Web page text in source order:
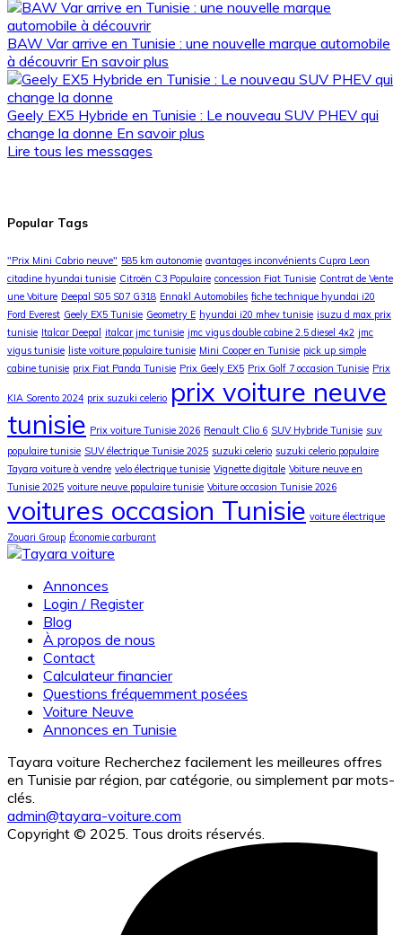
BAW Var arrive en Tunisie : une nouvelle marque automobile
à découvrir En savoir plus
Geely EX5 Hybride en Tunisie : Le nouveau SUV PHEV qui
change la donne En savoir plus
Lire tous les messages
Popular Tags
"Prix Mini Cabrio neuve" 585 km autonomie avantages inconvénients Cupra Leon
citadine hyundai tunisie Citroën C3 Populaire concession Fiat Tunisie Contrat de Vente
une Voiture Deepal S05 S07 G318 Ennakl Automobiles fiche technique hyundai i20
Ford Everest Geely EX5 Tunisie Geometry E hyundai i20 mhev tunisie isuzu d max prix
tunisie Italcar Deepal italcar jmc tunisie jmc vigus double cabine 2.5 diesel 4x2 jmc
vigus tunisie liste voiture populaire tunisie Mini Cooper en Tunisie pick up simple
cabine tunisie prix Fiat Panda Tunisie Prix Geely EX5 Prix Golf 7 occasion Tunisie Prix
KIA Sorento 2024 prix suzuki celerio prix voiture neuve
tunisie Prix voiture Tunisie 2026 Renault Clio 6 SUV Hybride Tunisie suv
populaire tunisie SUV électrique Tunisie 2025 suzuki celerio suzuki celerio populaire
Tayara voiture à vendre velo électrique tunisie Vignette digitale Voiture neuve en
Tunisie 2025 voiture neuve populaire tunisie Voiture occasion Tunisie 2026
voitures occasion Tunisie voiture électrique
Zouari Group Économie carburant
Annonces
Login / Register
Blog
À propos de nous
Contact
Calculateur financier
Questions fréquemment posées
Voiture Neuve
Annonces en Tunisie
Tayara voiture Recherchez facilement les meilleures offres
en Tunisie par région, par catégorie, ou simplement par mots-
clés.
admin@tayara-voiture.com
Copyright © 2025. Tous droits réservés.